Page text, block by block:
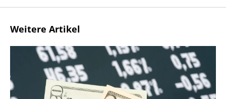
Weitere Artikel